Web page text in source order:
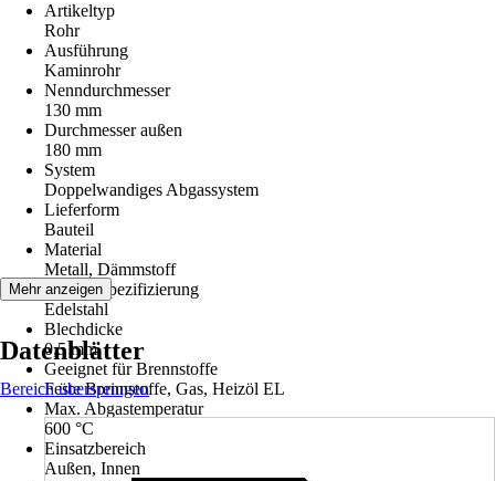
Artikeltyp
Rohr
Ausführung
Kaminrohr
Nenndurchmesser
130 mm
Durchmesser außen
180 mm
System
Doppelwandiges Abgassystem
Lieferform
Bauteil
Material
Metall, Dämmstoff
Materialspezifizierung
Edelstahl
Blechdicke
0,5 mm
Geeignet für Brennstoffe
Feste Brennstoffe, Gas, Heizöl EL
Max. Abgastemperatur
600 °C
Einsatzbereich
Außen, Innen
Mehr anzeigen
Datenblätter
Bereich überspringen